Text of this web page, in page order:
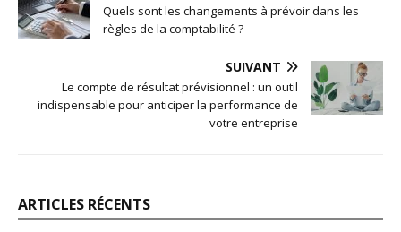
Quels sont les changements à prévoir dans les
règles de la comptabilité ?
SUIVANT
Le compte de résultat prévisionnel : un outil
indispensable pour anticiper la performance de
votre entreprise
ARTICLES RÉCENTS